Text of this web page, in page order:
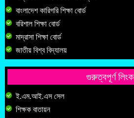
বাংলাদেশ কারিগরি শিক্ষা বোর্ড
বরিশাল শিক্ষা বোর্ড
মাদ্রাসা শিক্ষা বোর্ড
জাতীয় বিশ্ব বিদ্যালয়
গুরুত্বপূর্ণ লিংক
ই.এম.আই.এস সেল
শিক্ষক বাতায়ন